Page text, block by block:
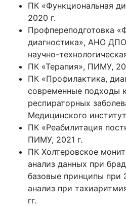
ПК «Функциональная
2020 г.
Профпереподготовка
диагностика», АНО
научно-
ПК «Терапия», ПИМУ,
ПК «Профилактика,
современные подходы
респираторных
Медицинского
ПК «Реабилитация
ПИМУ, 2021 г.
ПК Холтеровское
анализ данных при
базовые принципы при
анализ при
гг.